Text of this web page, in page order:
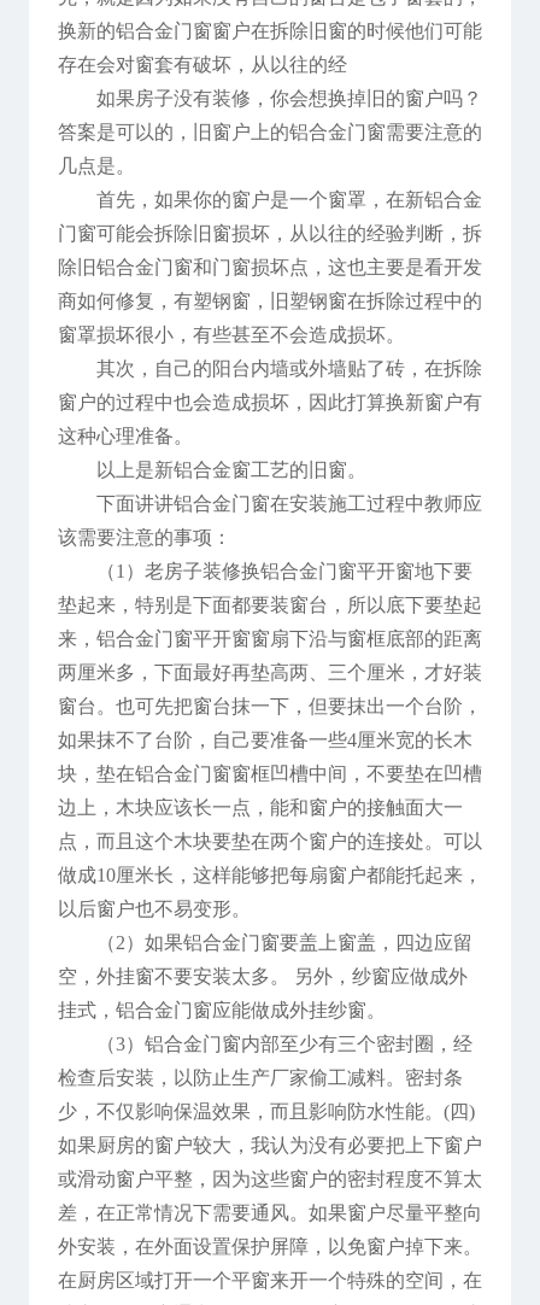
换新的铝合金门窗窗户在拆除旧窗的时候他们可能
存在会对窗套有破坏，从以往的经
如果房子没有装修，你会想换掉旧的窗户吗？
答案是可以的，旧窗户上的铝合金门窗需要注意的
几点是。
首先，如果你的窗户是一个窗罩，在新铝合金
门窗可能会拆除旧窗损坏，从以往的经验判断，拆
除旧铝合金门窗和门窗损坏点，这也主要是看开发
商如何修复，有塑钢窗，旧塑钢窗在拆除过程中的
窗罩损坏很小，有些甚至不会造成损坏。
其次，自己的阳台内墙或外墙贴了砖，在拆除
窗户的过程中也会造成损坏，因此打算换新窗户有
这种心理准备。
以上是新铝合金窗工艺的旧窗。
下面讲讲铝合金门窗在安装施工过程中教师应
该需要注意的事项：
（1）老房子装修换铝合金门窗平开窗地下要
垫起来，特别是下面都要装窗台，所以底下要垫起
来，铝合金门窗平开窗窗扇下沿与窗框底部的距离
两厘米多，下面最好再垫高两、三个厘米，才好装
窗台。也可先把窗台抹一下，但要抹出一个台阶，
如果抹不了台阶，自己要准备一些4厘米宽的长木
块，垫在铝合金门窗窗框凹槽中间，不要垫在凹槽
边上，木块应该长一点，能和窗户的接触面大一
点，而且这个木块要垫在两个窗户的连接处。可以
做成10厘米长，这样能够把每扇窗户都能托起来，
以后窗户也不易变形。
（2）如果铝合金门窗要盖上窗盖，四边应留
空，外挂窗不要安装太多。 另外，纱窗应做成外
挂式，铝合金门窗应能做成外挂纱窗。
（3） 铝合金门窗内部至少有三个密封圈，经
检查后安装，以防止生产厂家偷工减料。密封条
少，不仅影响保温效果，而且影响防水性能。(四)
如果厨房的窗户较大，我认为没有必要把上下窗户
或滑动窗户平整，因为这些窗户的密封程度不算太
差，在正常情况下需要通风。如果窗户尽量平整向
外安装，在外面设置保护屏障，以免窗户掉下来。
在厨房区域打开一个平窗来开一个特殊的空间，在